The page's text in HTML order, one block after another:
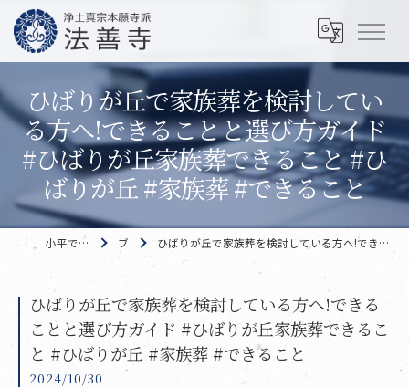
ひばりが丘で家族葬を検討してい
る方へ!できることと選び方ガイド
#ひばりが丘家族葬できること #ひ
ばりが丘 #家族葬 #できること
小平で家族葬なら 法善寺 ブログ ひばりが丘で家族葬を検討している方へ!できることと選び方ガイド #ひばりが丘家族葬できること #ひばりが丘 #家族葬 #できること
ひばりが丘で家族葬を検討している方へ!できる
ことと選び方ガイド #ひばりが丘家族葬できるこ
と #ひばりが丘 #家族葬 #できること
2024/10/30